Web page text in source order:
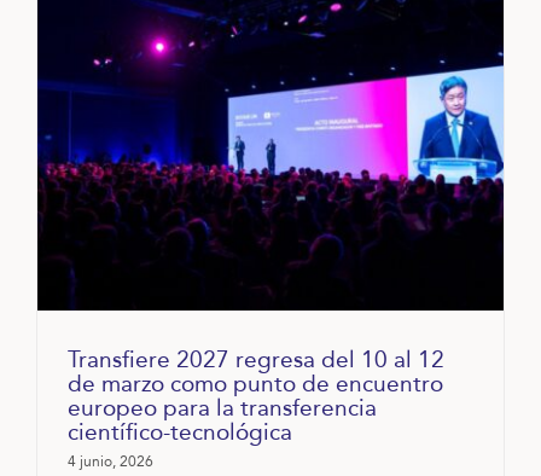
Transfiere 2027 regresa del 10 al 12
de marzo como punto de encuentro
europeo para la transferencia
científico-tecnológica
4 junio, 2026